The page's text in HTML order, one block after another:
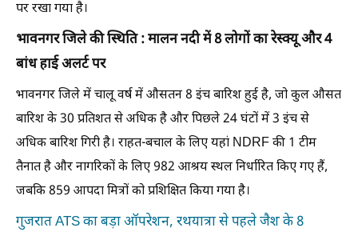
पर रखा गया है।
भावनगर जिले की स्थिति : मालन नदी में 8 लोगों का रेस्क्यू और 4
बांध हाई अलर्ट पर
भावनगर जिले में चालू वर्ष में औसतन 8 इंच बारिश हुई है, जो कुल औसत
बारिश के 30 प्रतिशत से अधिक है और पिछले 24 घंटों में 3 इंच से
अधिक बारिश गिरी है। राहत-बचाल के लिए यहां NDRF की 1 टीम
तैनात है और नागरिकों के लिए 982 आश्रय स्थल निर्धारित किए गए हैं,
जबकि 859 आपदा मित्रों को प्रशिक्षित किया गया है।
गुजरात ATS का बड़ा ऑपरेशन, रथयात्रा से पहले जैश के 8